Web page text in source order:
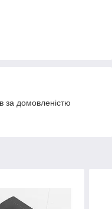
за домовленістю